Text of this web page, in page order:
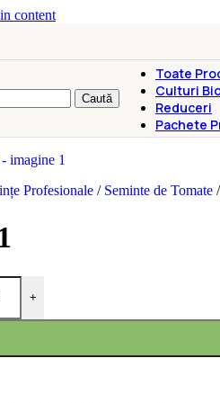
content
Caută
Toate
Culturi
Reduceri
Pachete
Profesionale / Seminte de Tomate /
+